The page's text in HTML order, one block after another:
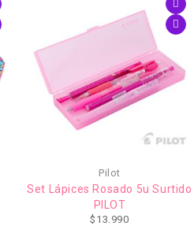
Pilot
Set Lápices Rosado 5u Surtido
PILOT
$ 13.990